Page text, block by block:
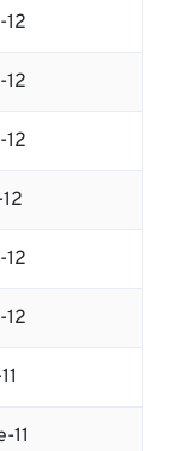
12
12
12
12
12
11